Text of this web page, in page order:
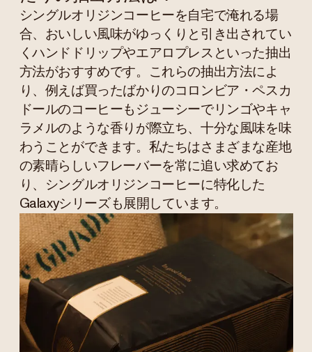
シングルオリジンコーヒーを自宅で淹れる場
合、おいしい風味がゆっくりと引き出されてい
くハンドドリップやエアロプレスといった抽出
方法がおすすめです。これらの抽出方法によ
り、例えば買ったばかりのコロンビア・ペスカ
ドールのコーヒーもジューシーでリンゴやキャ
ラメルのような香りが際立ち、十分な風味を味
わうことができます。私たちはさまざまな産地
の素晴らしいフレーバーを常に追い求めてお
り、シングルオリジンコーヒーに特化した
Galaxyシリーズも展開しています。